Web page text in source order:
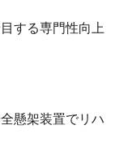
する専門性向上
懸架装置でリハ